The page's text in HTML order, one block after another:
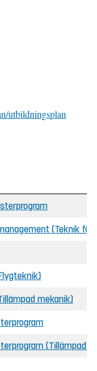
utbildningsplan
(Teknik
mekanik)
(Tillämpad